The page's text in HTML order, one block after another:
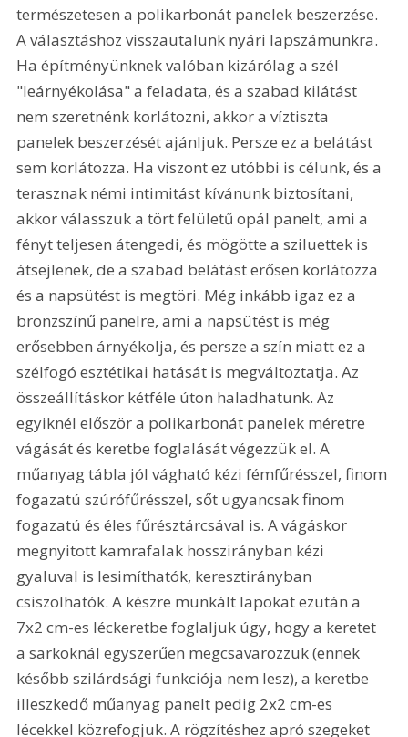
természetesen a polikarbonát panelek beszerzése.
A választáshoz visszautalunk nyári lapszámunkra.
Ha építményünknek valóban kizárólag a szél
"leárnyékolása" a feladata, és a szabad kilátást
nem szeretnénk korlátozni, akkor a víztiszta
panelek beszerzését ajánljuk. Persze ez a belátást
sem korlátozza. Ha viszont ez utóbbi is célunk, és a
terasznak némi intimitást kívánunk biztosítani,
akkor válasszuk a tört felületű opál panelt, ami a
fényt teljesen átengedi, és mögötte a sziluettek is
átsejlenek, de a szabad belátást erősen korlátozza
és a napsütést is megtöri. Még inkább igaz ez a
bronzszínű panelre, ami a napsütést is még
erősebben árnyékolja, és persze a szín miatt ez a
szélfogó esztétikai hatását is megváltoztatja. Az
összeállításkor kétféle úton haladhatunk. Az
egyiknél először a polikarbonát panelek méretre
vágását és keretbe foglalását végezzük el. A
műanyag tábla jól vágható kézi fémfűrésszel, finom
fogazatú szúrófűrésszel, sőt ugyancsak finom
fogazatú és éles fűrésztárcsával is. A vágáskor
megnyitott kamrafalak hosszirányban kézi
gyaluval is lesimíthatók, keresztirányban
csiszolhatók. A készre munkált lapokat ezután a
7x2 cm-es léckeretbe foglaljuk úgy, hogy a keretet
a sarkoknál egyszerűen megcsavarozzuk (ennek
később szilárdsági funkciója nem lesz), a keretbe
illeszkedő műanyag panelt pedig 2x2 cm-es
lécekkel közrefogjuk. A rögzítéshez apró szegeket